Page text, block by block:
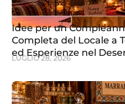
Idee per un
Completa del Locale a
ed Esperienze nel
LUGLIO 28, 2026